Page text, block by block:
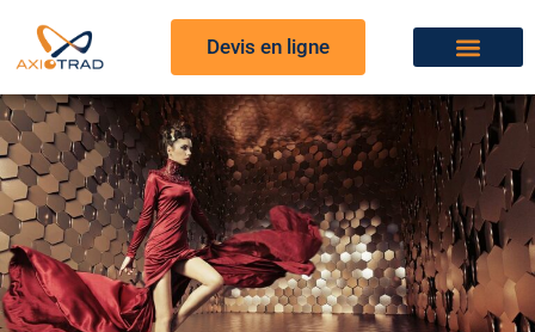
Devis en ligne